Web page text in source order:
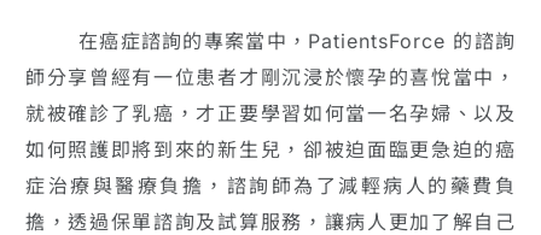
在癌症諮詢的專案當中，PatientsForce 的諮詢
師分享曾經有一位患者才剛沉浸於懷孕的喜悅當中，
就被確診了乳癌，才正要學習如何當一名孕婦、以及
如何照護即將到來的新生兒，卻被迫面臨更急迫的癌
症治療與醫療負擔，諮詢師為了減輕病人的藥費負
擔，透過保單諮詢及試算服務，讓病人更加了解自己